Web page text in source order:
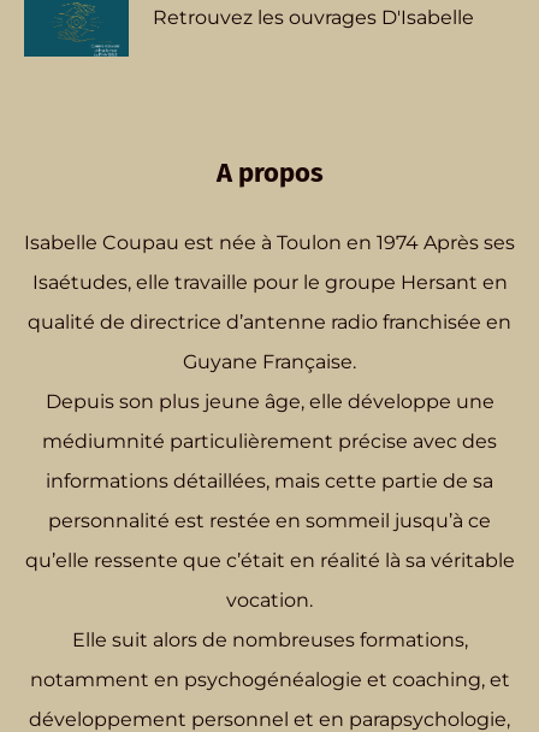
Retrouvez les ouvrages D'Isabelle
A propos
Isabelle Coupau est née à Toulon en 1974 Après ses
Isaétudes, elle travaille pour le groupe Hersant en
qualité de directrice d’antenne radio franchisée en
Guyane Française.
Depuis son plus jeune âge, elle développe une
médiumnité particulièrement précise avec des
informations détaillées, mais cette partie de sa
personnalité est restée en sommeil jusqu’à ce
qu’elle ressente que c’était en réalité là sa véritable
vocation.
Elle suit alors de nombreuses formations,
notamment en psychogénéalogie et coaching, et
développement personnel et en parapsychologie,